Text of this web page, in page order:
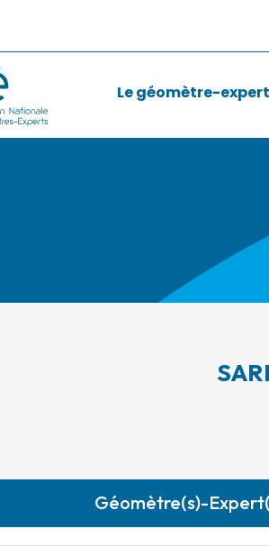
Le géomètre-expert
Géomètre(s)-